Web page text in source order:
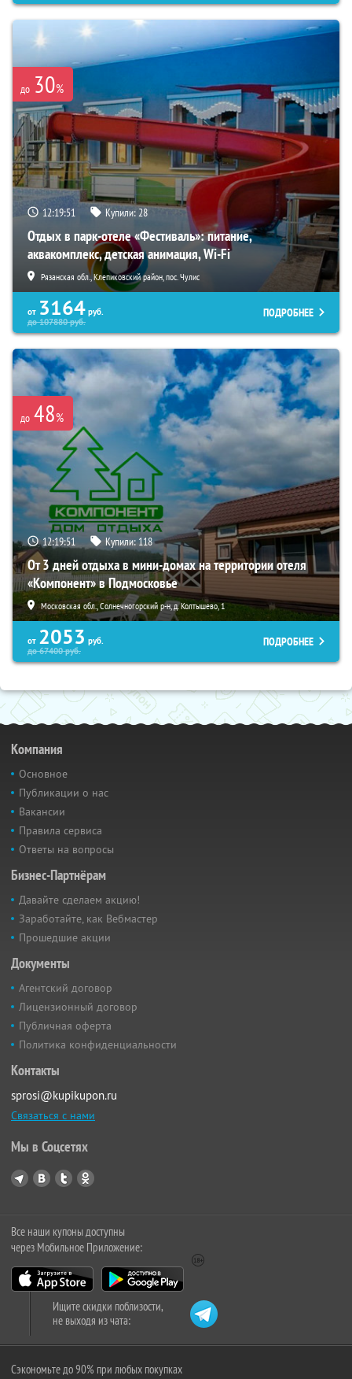
до 30%
12:19:50 Купили:28
Отдых в парк-отеле «Фестиваль»: питание,
аквакомплекс, детская анимация, Wi-Fi
Рязанская обл., Клепиковский район, пос. Чулис
от 3164 руб.
до107880руб.
ПОДРОБНЕЕ
до 48%
12:19:50 Купили: 118
От 3 дней отдыха в мини-домах на территории отеля
«Компонент» в Подмосковье
Московская обл., Солнечногорский р-н, д. Колтышево, 1
от 2053 руб.
до67400руб.
ПОДРОБНЕЕ
Компания
Основное
Публикации о нас
Вакансии
Правила сервиса
Ответы на вопросы
Бизнес-Партнёрам
Давайте сделаем акцию!
Заработайте, как Вебмастер
Прошедшие акции
Документы
Агентский договор
Лицензионный договор
Публичная оферта
Политика конфиденциальности
Контакты
sprosi@kupikupon.ru
Связаться с нами
Мы в Соцсетях
Все наши купоны доступны
через Мобильное Приложение:
Ищите скидки поблизости,
не выходя из чата:
Сэкономьте до 90% при любых покупках